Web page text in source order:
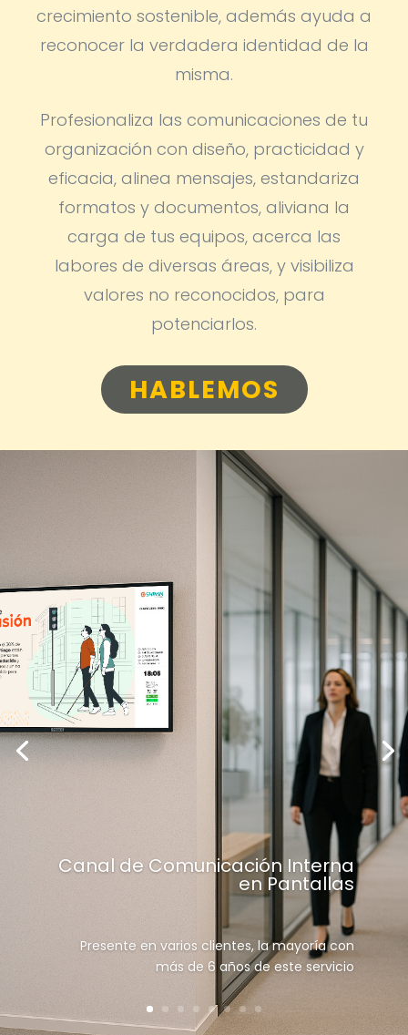
crecimiento sostenible, además ayuda a
reconocer la verdadera identidad de la
misma.
Profesionaliza las comunicaciones de tu
organización con diseño, practicidad y
eficacia, alinea mensajes, estandariza
formatos y documentos, aliviana la
carga de tus equipos, acerca las
labores de diversas áreas, y visibiliza
valores no reconocidos, para
potenciarlos.
HABLEMOS
Canal de Comunicación Interna
en Pantallas
Presente en varios clientes, la mayoría con
más de 6 años de este servicio